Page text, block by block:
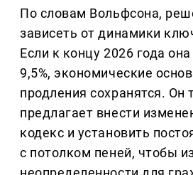
По словам Вольфсона,
зависеть от динамики
Если к концу 2026 года
9,5%, экономические
продления сохранятся. Он
предлагает внести
кодекс и установить
с потолком пеней, чтобы